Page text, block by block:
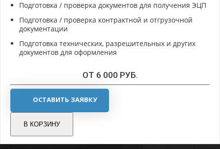
Подготовка / проверка документов для получения ЭЦП
Подготовка / проверка контрактной и отгрузочной
документации
Подготовка технических, разрешительных и других
документов для оформления
ОТ 6 000 РУБ.
ОСТАВИТЬ ЗАЯВКУ
В КОРЗИНУ